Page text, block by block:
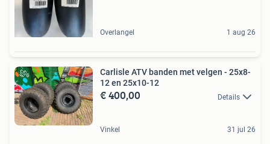
Overlangel 1 aug 26
Carlisle ATV banden met velgen - 25x8-
12 en 25x10-12
€ 400,00 Details
Vinkel 31 jul 26